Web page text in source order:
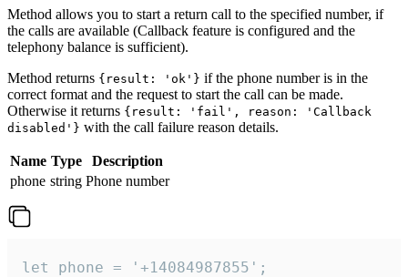
Method allows you to start a return call to the specified number, if
the calls are available (Callback feature is configured and the
telephony balance is sufficient).
Method returns {result: 'ok'} if the phone number is in the
correct format and the request to start the call can be made.
Otherwise it returns {result: 'fail', reason: 'Callback
disabled'} with the call failure reason details.
Name Type
Description
phone string Phone number
let phone = '+14084987855';